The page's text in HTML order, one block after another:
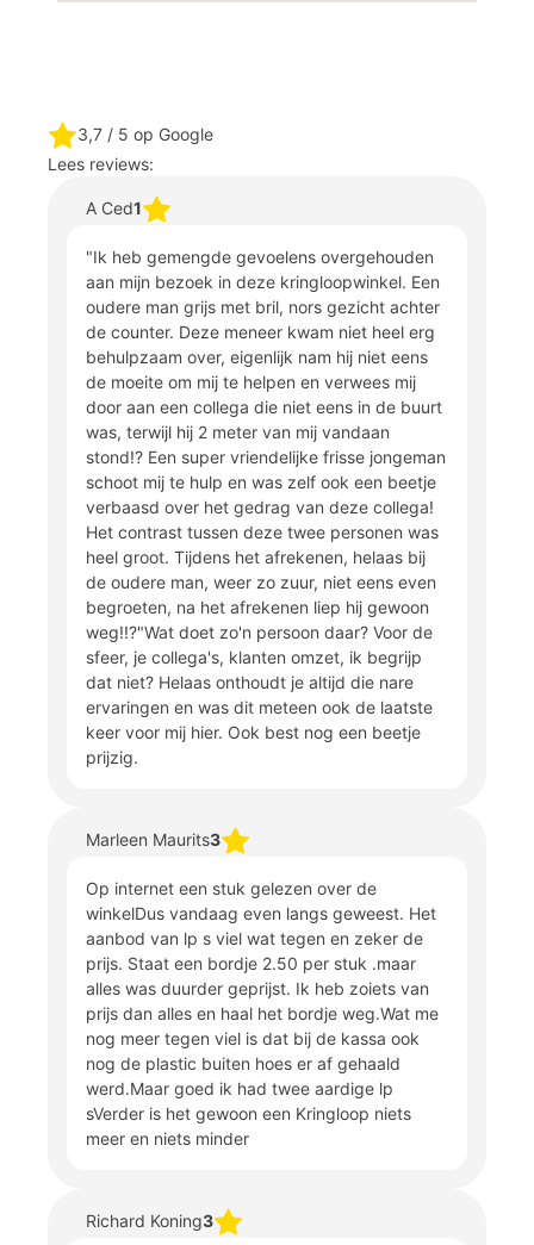
3,7 / 5 op Google
Lees reviews:
A Ced1
"Ik heb gemengde gevoelens overgehouden
aan mijn bezoek in deze kringloopwinkel. Een
oudere man grijs met bril, nors gezicht achter
de counter. Deze meneer kwam niet heel erg
behulpzaam over, eigenlijk nam hij niet eens
de moeite om mij te helpen en verwees mij
door aan een collega die niet eens in de buurt
was, terwijl hij 2 meter van mij vandaan
stond!? Een super vriendelijke frisse jongeman
schoot mij te hulp en was zelf ook een beetje
verbaasd over het gedrag van deze collega!
Het contrast tussen deze twee personen was
heel groot. Tijdens het afrekenen, helaas bij
de oudere man, weer zo zuur, niet eens even
begroeten, na het afrekenen liep hij gewoon
weg!!?"Wat doet zo'n persoon daar? Voor de
sfeer, je collega's, klanten omzet, ik begrijp
dat niet? Helaas onthoudt je altijd die nare
ervaringen en was dit meteen ook de laatste
keer voor mij hier. Ook best nog een beetje
prijzig.
Marleen Maurits3
Op internet een stuk gelezen over de
winkelDus vandaag even langs geweest. Het
aanbod van lp s viel wat tegen en zeker de
prijs. Staat een bordje 2.50 per stuk .maar
alles was duurder geprijst. Ik heb zoiets van
prijs dan alles en haal het bordje weg.Wat me
nog meer tegen viel is dat bij de kassa ook
nog de plastic buiten hoes er af gehaald
werd.Maar goed ik had twee aardige lp
sVerder is het gewoon een Kringloop niets
meer en niets minder
Richard Koning3